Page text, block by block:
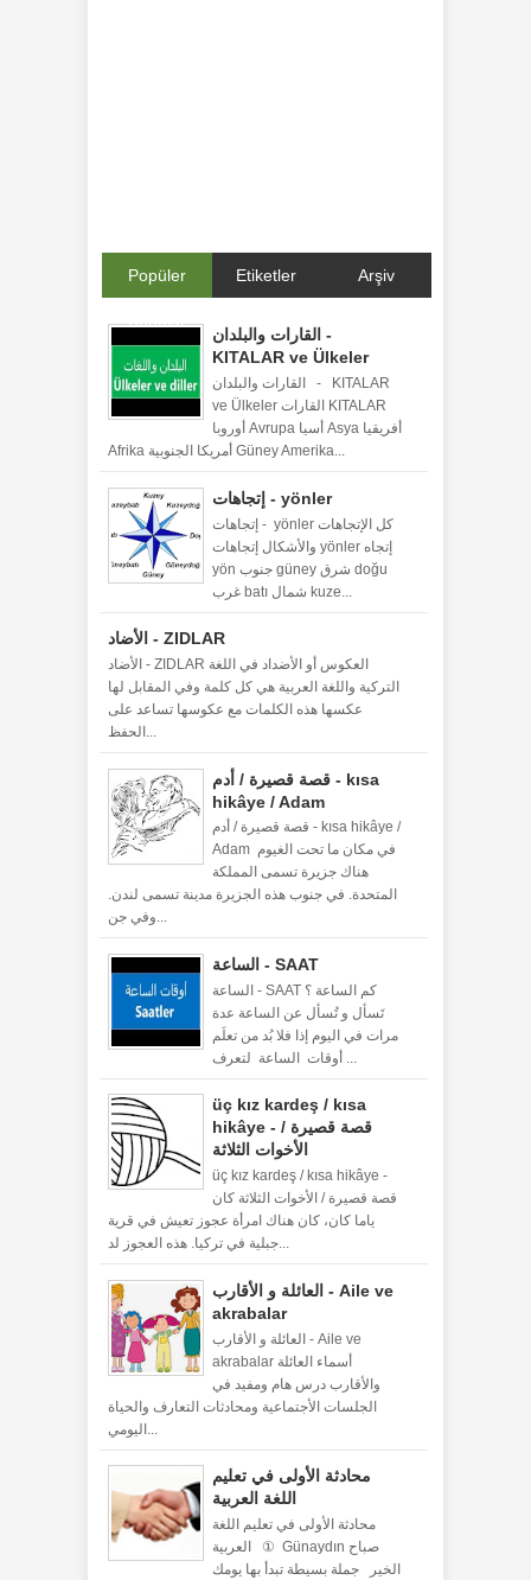
Popüler
Konular
Etiketler Arşiv
القارات والبلدان -
KITALAR ve Ülkeler
القارات والبلدان - KITALAR
ve Ülkeler القارات KITALAR
أوروبا Avrupa أسيا Asya أفريقيا
Afrika أمريكا الجنوبية Güney Amerika...
إتجاهات - yönler
إتجاهات - yönler كل الإتجاهات
والأشكال إتجاهات yönler إتجاه
yön جنوب güney شرق doğu
غرب batı شمال kuze...
الأضاد - ZIDLAR
الأضاد - ZIDLAR العكوس أو الأضداد في اللغة
التركية واللغة العربية هي كل كلمة وفي المقابل لها
عكسها هذه الكلمات مع عكوسها تساعد على
قصة قصيرة / أدم - kısa
hikâye / Adam
قصة قصيرة / أدم - kısa hikâye /
Adam في مكان ما تحت الغيوم
هناك جزيرة تسمى المملكة
المتحدة. في جنوب هذه الجزيرة مدينة تسمى لندن.
الساعة - SAAT
الساعة - SAAT كم الساعة ؟
تَسأل و تُسأل عن الساعة عدة
مرات في اليوم إذا فلا بُد من تعلَم
üç kız kardeş / kısa
hikâye - قصة قصيرة /
الأخوات الثلاثة
üç kız kardeş / kısa hikâye -
قصة قصيرة / الأخوات الثلاثة كان
ياما كان، كان هناك امرأة عجوز تعيش في قرية
العائلة و الأقارب - Aile ve
akrabalar
العائلة و الأقارب - Aile ve
akrabalar أسماء العائلة
والأقارب درس هام ومفيد في
الجلسات الأجتماعية ومحادثات التعارف والحياة
محادثة الأولى في تعليم
اللغة العربية
محادثة الأولى في تعليم اللغة
العربية ① Günaydın صباح
الخير جملة بسيطة تبدأ بها يومك